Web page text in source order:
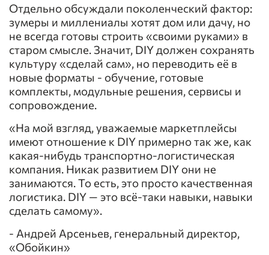
Отдельно обсуждали поколенческий фактор:
зумеры и миллениалы хотят дом или дачу, но
не всегда готовы строить «своими руками» в
старом смысле. Значит, DIY должен сохранять
культуру «сделай сам», но переводить её в
новые форматы - обучение, готовые
комплекты, модульные решения, сервисы и
сопровождение.
«На мой взгляд, уважаемые маркетплейсы
имеют отношение к DIY примерно так же, как
какая-нибудь транспортно-логистическая
компания. Никак развитием DIY они не
занимаются. То есть, это просто качественная
логистика. DIY — это всё-таки навыки, навыки
сделать самому».
- Андрей Арсеньев, генеральный директор,
«Обойкин»